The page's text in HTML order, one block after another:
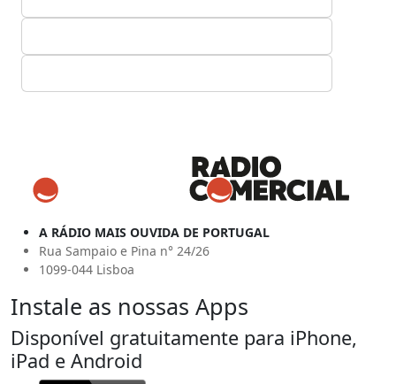
A RÁDIO MAIS OUVIDA DE PORTUGAL
Rua Sampaio e Pina n° 24/26
1099-044 Lisboa
Instale as nossas Apps
Disponível gratuitamente para iPhone,
iPad e Android